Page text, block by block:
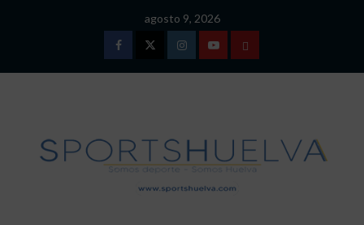
agosto 9, 2026
FacebookTwitterInstagramYoutubeTÉRMINOS
DE
USO